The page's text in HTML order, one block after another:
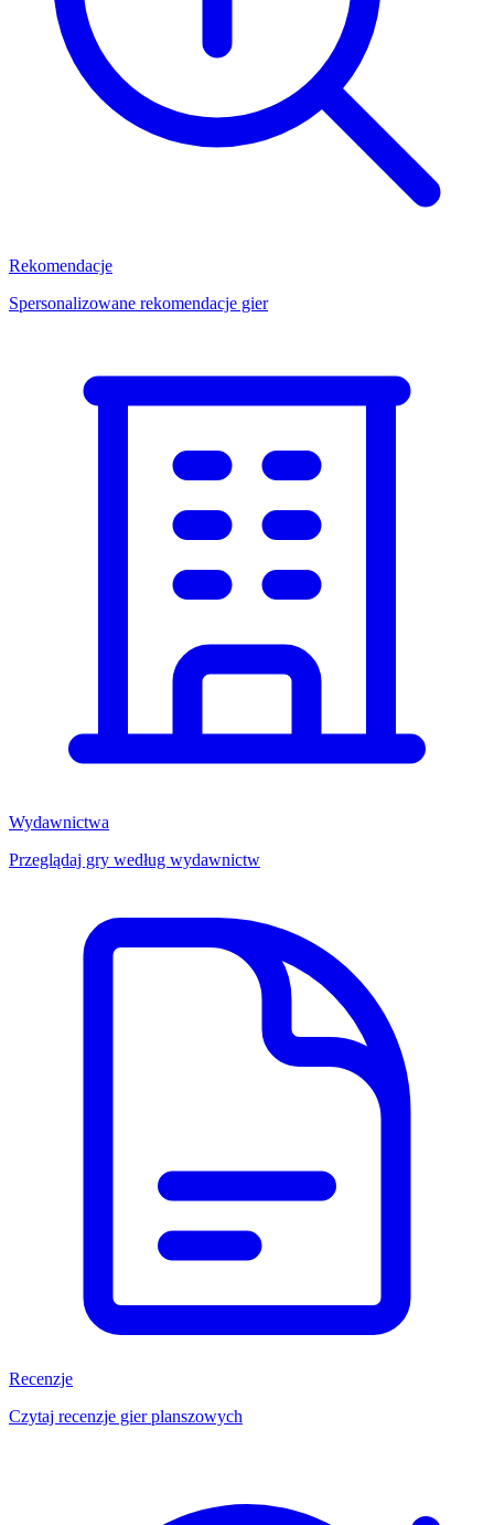
Rekomendacje
Spersonalizowane rekomendacje gier
Wydawnictwa
Przeglądaj gry według wydawnictw
Recenzje
Czytaj recenzje gier planszowych